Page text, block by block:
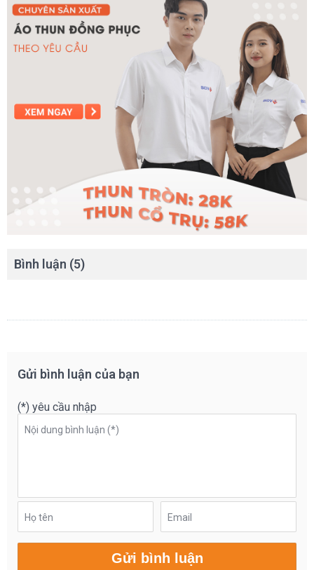
Bình luận (5)
Gửi bình luận của bạn
(*) yêu cầu nhập
Nội dung bình luận (*)
Họ tên Email